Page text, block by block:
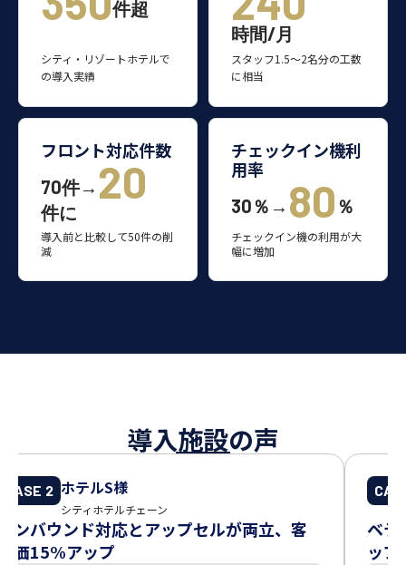
件超
シティ・リゾートホテルで
の導入実績
時間/月
スタッフ1.5〜2名分の工数
に相当
フロント対応件数
70件→ 20
件に
導入前と比較して50件の削
減
チェックイン機利
用率
30％→ 80 ％
チェックイン機の利用が大
幅に増加
導入施設の声
CASE 2 ホテルS様
シティホテルチェーン
ンバウンド対応とアップセルが両立、客
価15%アップ
ベテ
ッ